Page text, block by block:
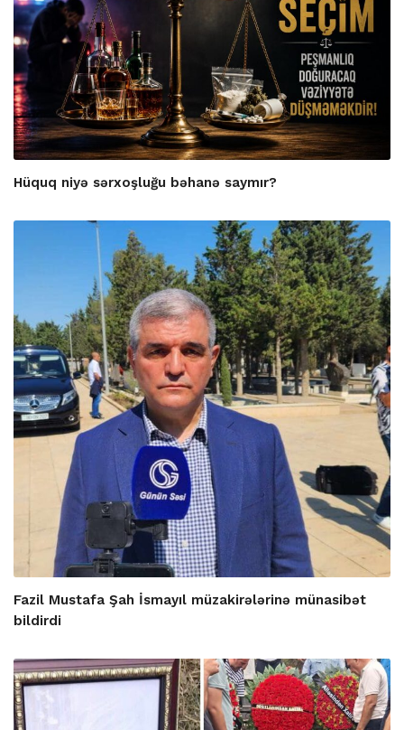
Hüquq niyə sərxoşluğu bəhanə saymır?
Fazil Mustafa Şah İsmayıl müzakirələrinə münasibət
bildirdi